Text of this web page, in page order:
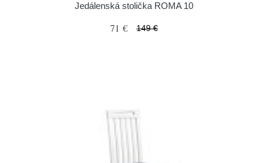
Jedálenská stolička ROMA 10
71 € 149 €